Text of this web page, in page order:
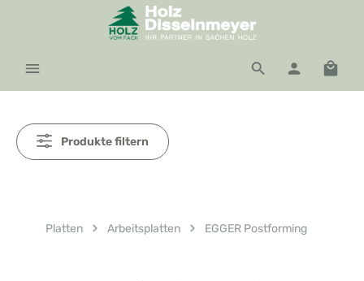
Zum Hauptinhalt springen
Produkte filtern
Platten Arbeitsplatten EGGER Postforming